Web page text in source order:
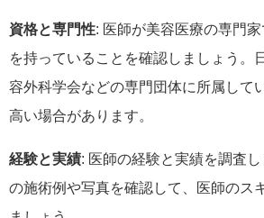
資格と専門性: 医師が美容医療の専門
を持っていることを確認しましょう。
容外科学会などの専門団体に所属して
高い場合があります。
経験と実績: 医師の経験と実績を調査
の施術例や写真を確認して、医師のス